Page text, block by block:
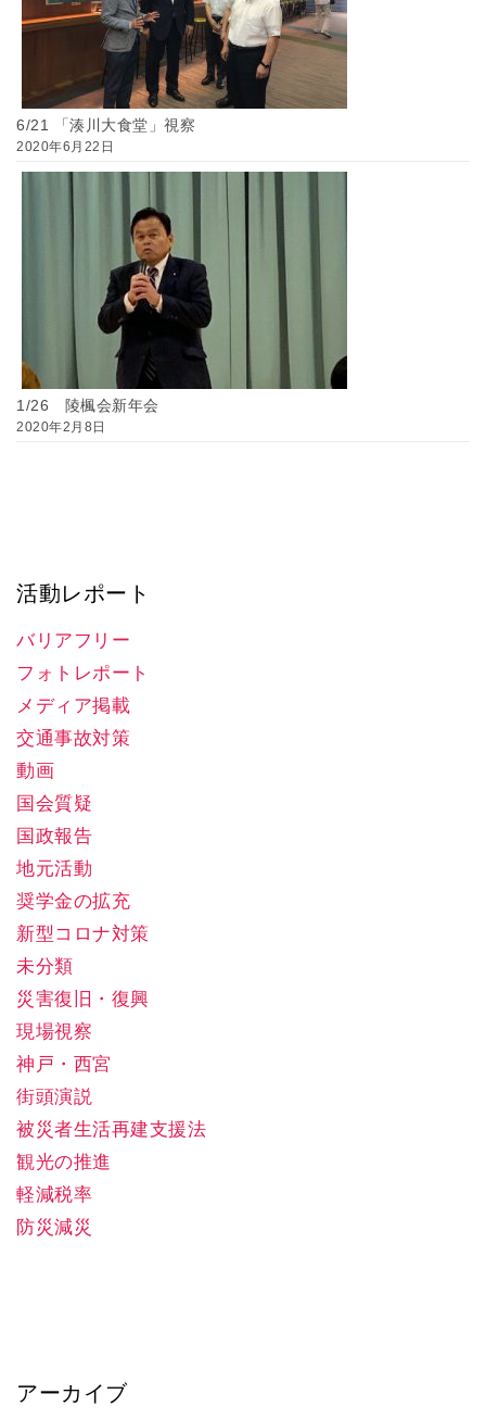
6/21 「湊川大食堂」視察
2020年6月22日
1/26 陵楓会新年会
2020年2月8日
活動レポート
バリアフリー
フォトレポート
メディア掲載
交通事故対策
動画
国会質疑
国政報告
地元活動
奨学金の拡充
新型コロナ対策
未分類
災害復旧・復興
現場視察
神戸・西宮
街頭演説
被災者生活再建支援法
観光の推進
軽減税率
防災減災
アーカイブ